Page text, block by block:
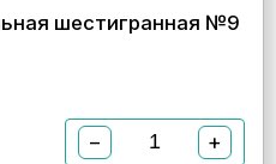
шестигранная №9
− +